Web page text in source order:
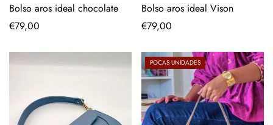
Bolso aros ideal chocolate
Precio
€79,00
Bolso aros ideal Vison
Precio
€79,00
POCAS UNIDADES